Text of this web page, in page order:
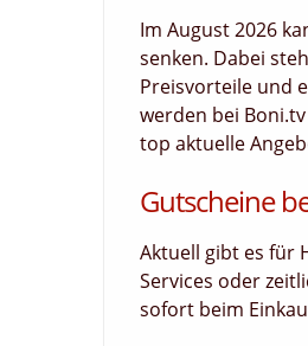
Im August 2026
senken. Dabei
Preisvorteile und
werden bei
top aktuelle
Gutscheine
Aktuell gibt es für
Services oder
sofort beim